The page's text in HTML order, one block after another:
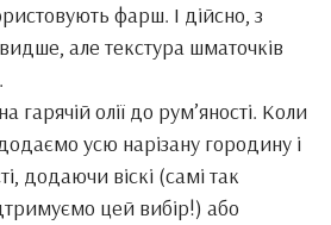
фарш. І дійсно, з
але текстура шматочків
олії до рум’яності. Коли
усю нарізану городину і
додаючи віскі (самі так
цей вибір!) або